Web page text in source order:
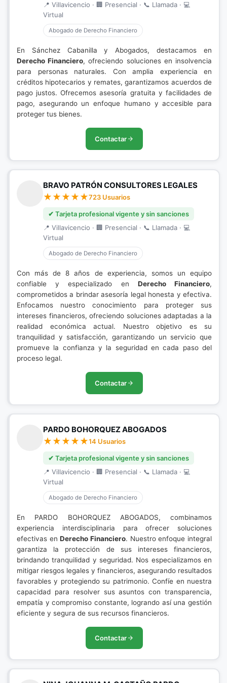
📍 Villavicencio · 🏢 Presencial · 📞 Llamada · 💻
Virtual
Abogado de Derecho Financiero
En Sánchez Cabanilla y Abogados, destacamos en
Derecho Financiero, ofreciendo soluciones en insolvencia
para personas naturales. Con amplia experiencia en
créditos hipotecarios y remates, garantizamos acuerdos de
pago justos. Ofrecemos asesoría gratuita y facilidades de
pago, asegurando un enfoque humano y accesible para
proteger tus bienes.
Contactar
BRAVO PATRÓN CONSULTORES LEGALES
723 Usuarios
✔ Tarjeta profesional vigente y sin sanciones
📍 Villavicencio · 🏢 Presencial · 📞 Llamada · 💻
Virtual
Abogado de Derecho Financiero
Con más de 8 años de experiencia, somos un equipo
confiable y especializado en Derecho Financiero,
comprometidos a brindar asesoría legal honesta y efectiva.
Enfocamos nuestro conocimiento para proteger sus
intereses financieros, ofreciendo soluciones adaptadas a la
realidad económica actual. Nuestro objetivo es su
tranquilidad y satisfacción, garantizando un servicio que
promueve la confianza y la seguridad en cada paso del
proceso legal.
Contactar
PARDO BOHORQUEZ ABOGADOS
14 Usuarios
✔ Tarjeta profesional vigente y sin sanciones
📍 Villavicencio · 🏢 Presencial · 📞 Llamada · 💻
Virtual
Abogado de Derecho Financiero
En PARDO BOHORQUEZ ABOGADOS, combinamos
experiencia interdisciplinaria para ofrecer soluciones
efectivas enDerecho Financiero. Nuestro enfoque integral
garantiza la protección de sus intereses financieros,
brindando tranquilidad y seguridad. Nos especializamos en
mitigar riesgos legales y financieros, asegurando resultados
favorables y protegiendo su patrimonio. Confíe en nuestra
capacidad para resolver sus asuntos con transparencia,
empatía y compromiso constante, logrando así una gestión
eficiente y segura de sus recursos financieros.
Contactar